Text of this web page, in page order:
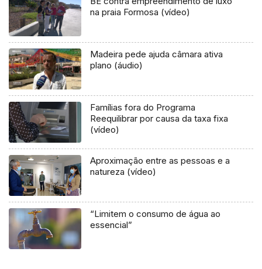
na praia Formosa (vídeo)
Madeira pede ajuda câmara ativa
plano (áudio)
Famílias fora do Programa
Reequilibrar por causa da taxa fixa
(vídeo)
Aproximação entre as pessoas e a
natureza (vídeo)
“Limitem o consumo de água ao
essencial”